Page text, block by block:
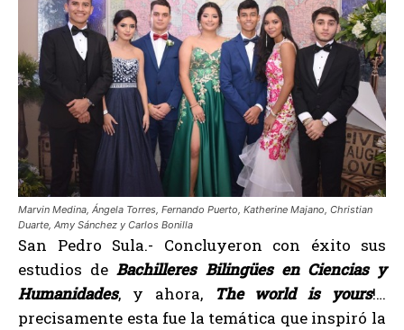
Marvin Medina, Ángela Torres, Fernando Puerto, Katherine Majano, Christian
Duarte, Amy Sánchez y Carlos Bonilla
San Pedro Sula.- Concluyeron con éxito sus
estudios deBachilleres Bilingües en Ciencias y
Humanidades, y ahora, The world is yours!…
precisamente esta fue la temática que inspiró la